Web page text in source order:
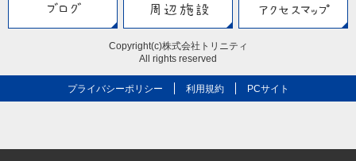
Copyright(c)株式会社トリニティ
All rights reserved
プライバシーポリシー 利用規約 PCサイト